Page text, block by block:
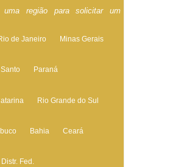
uma região para solicitar um
de Janeiro Minas Gerais
Paraná
Rio Grande do Sul
Bahia Ceará
Fed.